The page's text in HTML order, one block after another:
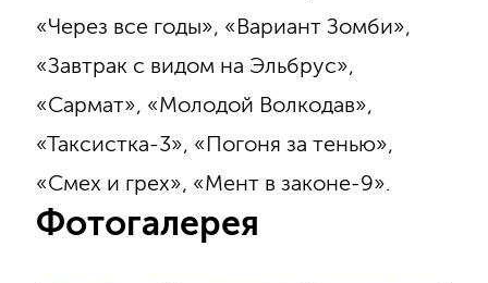
«Через все годы», «Вариант Зомби»,
«Завтрак с видом на Эльбрус»,
«Сармат», «Молодой Волкодав»,
«Таксистка-3», «Погоня за тенью»,
«Смех и грех», «Мент в законе-9».
Фотогалерея